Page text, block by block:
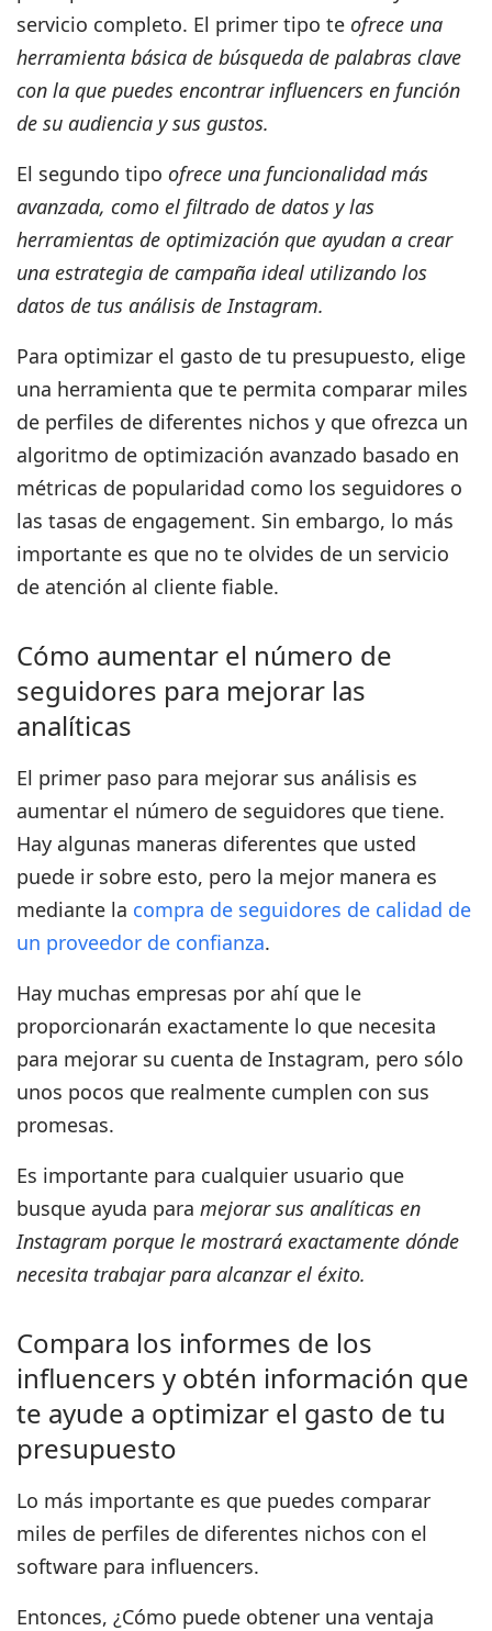
servicio completo. El primer tipo te ofrece una
herramienta básica de búsqueda de palabras clave
con la que puedes encontrar influencers en función
de su audiencia y sus gustos.
El segundo tipo ofrece una funcionalidad más
avanzada, como el filtrado de datos y las
herramientas de optimización que ayudan a crear
una estrategia de campaña ideal utilizando los
datos de tus análisis de Instagram.
Para optimizar el gasto de tu presupuesto, elige
una herramienta que te permita comparar miles
de perfiles de diferentes nichos y que ofrezca un
algoritmo de optimización avanzado basado en
métricas de popularidad como los seguidores o
las tasas de engagement. Sin embargo, lo más
importante es que no te olvides de un servicio
de atención al cliente fiable.
Cómo aumentar el número de
seguidores para mejorar las
analíticas
El primer paso para mejorar sus análisis es
aumentar el número de seguidores que tiene.
Hay algunas maneras diferentes que usted
puede ir sobre esto, pero la mejor manera es
mediante la compra de seguidores de calidad de
un proveedor de confianza.
Hay muchas empresas por ahí que le
proporcionarán exactamente lo que necesita
para mejorar su cuenta de Instagram, pero sólo
unos pocos que realmente cumplen con sus
promesas.
Es importante para cualquier usuario que
busque ayuda paramejorar sus analíticas en
Instagram porque le mostrará exactamente dónde
necesita trabajar para alcanzar el éxito.
Compara los informes de los
influencers y obtén información que
te ayude a optimizar el gasto de tu
presupuesto
Lo más importante es que puedes comparar
miles de perfiles de diferentes nichos con el
software para influencers.
Entonces,¿Cómo puede obtener una ventaja